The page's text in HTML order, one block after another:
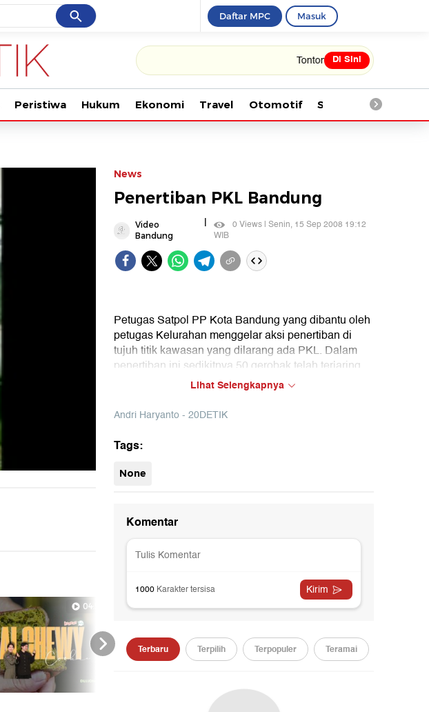
Cancel Daftar MPC Masuk
Tonton kabar terbaru PIALA DUNIA
Di Sini
Peristiwa Hukum Ekonomi Travel Otomotif Saintek
04:56 02:39
Next
News
Penertiban PKL Bandung
Video
Bandung
|
0 Views | Senin, 15 Sep 2008 19:12
WIB
Petugas Satpol PP Kota Bandung yang dibantu oleh
petugas Kelurahan menggelar aksi penertiban di
tujuh titik kawasan yang dilarang ada PKL. Dalam
penertiban ini sedikitnya 50 gerobak telah terjaring.
Lihat Selengkapnya
Andri Haryanto - 20DETIK
Tags:
None